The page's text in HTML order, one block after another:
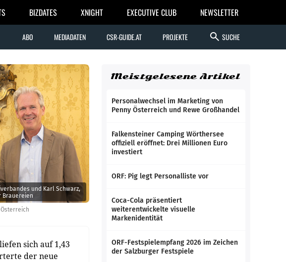
BIZDATES XNIGHT EXECUTIVE CLUB NEWSLETTER
ABO MEDIADATEN CSR-GUIDE.AT PROJEKTE search SUCHE
und Karl Schwarz,
Brauereien
sich auf 1,43
der neue
Meistgelesene Artikel
Personalwechsel im Marketing von
Penny Österreich und Rewe Großhandel
Falkensteiner Camping Wörthersee
offiziell eröffnet: Drei Millionen Euro
investiert
ORF: Pig legt Personalliste vor
Coca-Cola präsentiert
weiterentwickelte visuelle
Markenidentität
ORF-Festspielempfang 2026 im Zeichen
der Salzburger Festspiele